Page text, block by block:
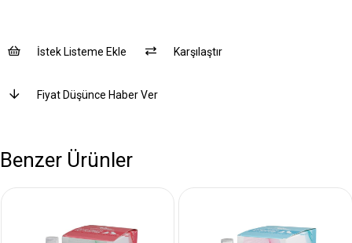
İstek Listeme Ekle Karşılaştır
Fiyat Düşünce Haber Ver
Benzer Ürünler